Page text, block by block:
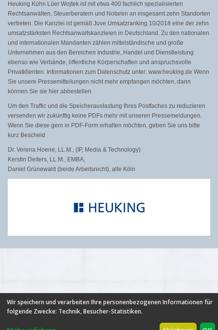
Heuking Kühn Lüer Wojtek ist mit etwa 400 fachlich spezialisierten
Rechtsanwälten, Steuerberatern und Notaren an insgesamt zehn Standorten
vertreten. Die Kanzlei ist gemäß Juve Umsatzranking 10/2018 eine der zehn
umsatzstärksten Rechtsanwaltskanzleien in Deutschland. Zu den nationalen
und internationalen Mandanten zählen mittelständische und große
Unternehmen aus den Bereichen Industrie, Handel und Dienstleistung
ebenso wie Verbände, öffentliche Körperschaften und anspruchsvolle
Privatklienten. Informationen zum Datenschutz unter: www.heuking.de Wenn
Sie unsere Pressemitteilungen nicht mehr empfangen möchten, dann
können Sie sie hier abbestellen​
Um den Traffic und die Speicherauslastung Ihres Postfaches zu reduzieren
versenden wir zukünftig keine PDFs mehr mit unseren Pressemeldungen.
Wenn Sie diese gern in PDF-Form erhalten möchten, geben Sie uns bitte
kurz Bescheid
Dr. Verena Hoene, LL.M., (IP, Media & Technology)
Kerstin Deiters, LL.M., EMBA,
Daniel Grünewald (beide Arbeitsrecht), alle Köln
HILFE FAQ AGB | NUTZUNGSBEDINGUNGEN
DATENSCHUTZ
ÜBER UNS
IMPRESSUM
Wir speichern und verarbeiten Ihre personenbezogenen Informationen für
folgende Zwecke: Technik, Besucher-Statistiken.